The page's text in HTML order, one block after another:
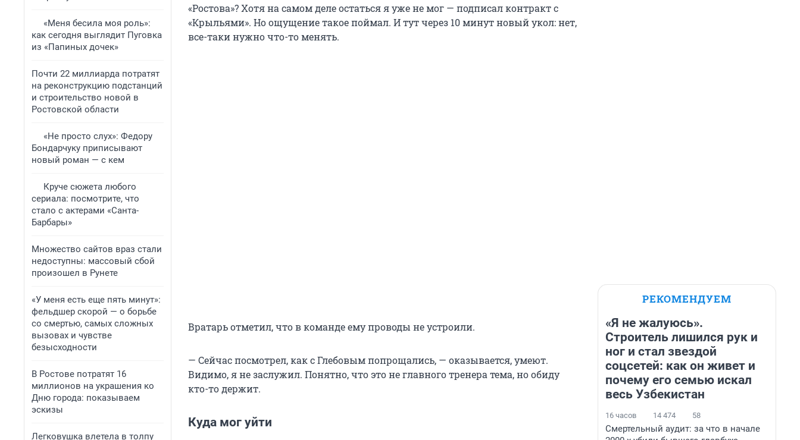
«Меня бесила моя роль»:
как сегодня выглядит Пуговка
из «Папиных дочек»
Почти 22 миллиарда потратят
на реконструкцию подстанций
и строительство новой в
Ростовской области
«Не просто слух»: Федору
Бондарчуку приписывают
новый роман — с кем
Круче сюжета любого
сериала: посмотрите, что
стало с актерами «Санта-
Барбары»
Множество сайтов враз стали
недоступны: массовый сбой
произошел в Рунете
«У меня есть еще пять минут»:
фельдшер скорой — о борьбе
со смертью, самых сложных
вызовах и чувстве
безысходности
В Ростове потратят 16
миллионов на украшения ко
Дню города: показываем
эскизы
Легковушка влетела в толпу
«Ростова»? Хотя на самом деле остаться я уже не мог — подписал контракт с
«Крыльями». Но ощущение такое поймал. И тут через 10 минут новый укол: нет,
все-таки нужно что-то менять.
Вратарь отметил, что в команде ему проводы не устроили.
— Сейчас посмотрел, как с Глебовым попрощались, — оказывается, умеют.
Видимо, я не заслужил. Понятно, что это не главного тренера тема, но обиду
кто-то держит.
Куда мог уйти
РЕКОМЕНДУЕМ
«Я не жалуюсь».
Строитель лишился рук и
ног и стал звездой
соцсетей: как он живет и
почему его семью искал
весь Узбекистан
16 часов 14 474 58
Смертельный аудит: за что в начале